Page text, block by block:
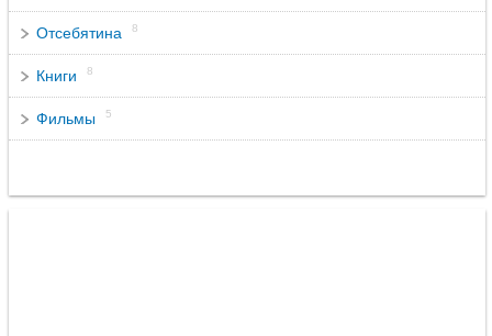
Отсебятина 8
Книги 8
Фильмы 5